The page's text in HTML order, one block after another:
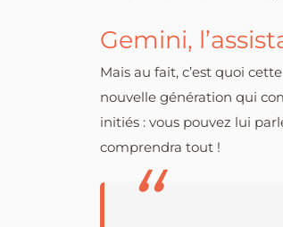
Gemini,
Mais au fait, c’est quoi
nouvelle génération qui
initiés : vous pouvez lui
comprendra tout !